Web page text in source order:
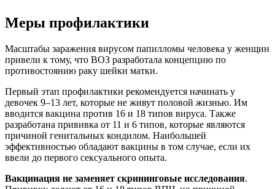
Меры профилактики
Масштабы заражения вирусом папилломы человека у женщин
привели к тому, что ВОЗ разработала концепцию по
противостоянию раку шейки матки.
Первый этап профилактики рекомендуется начинать у
девочек 9–13 лет, которые не живут половой жизнью. Им
вводится вакцина против 16 и 18 типов вируса. Также
разработана прививка от 11 и 6 типов, которые являются
причиной генитальных кондилом. Наибольшей
эффективностью обладают вакцины в том случае, если их
ввели до первого сексуального опыта.
Вакцинация не заменяет скрининговые исследования.